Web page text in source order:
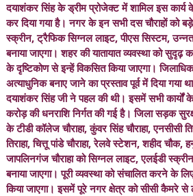
दयाशंकर सिंह के ड्रीम प्रोजेक्ट में शामिल इस कार्य
कर दिया गया है। नगर के इन सभी दस चौराहों को
स्क्रीन, ट्रैफिक सिग्नल लाइट, पीएस सिस्टम,
बनाया जाएगा। शहर की यातायात व्यवस्था को सुदृढ़
के दृष्टिकोण से इन्हें विकसित किया जाएगा।
अत्याधुनिक बनाए जाने का प्रस्ताव पूर्व में दिया गया
दयाशंकर सिंह जी ने पहल की थी। इसमें सभी कार्यों के
करोड़ की धनराशि निर्गत की गई है। जिला सड़क
के टीडी कॉलेज चौराहा, कुंवर सिंह चौराहा, एनसीसी
तिराहा, चित्तू पांडे चौराहा, रेलवे स्टेशन, शहीद चौक,
जापलिनगंज चौराहा को सिग्नल लाइट, एलईडी
बनाया जाएगा। पूरी व्यवस्था को संचालित करने के
किया जाएगा। इसमें पूरे नगर क्षेत्र को सीसी कैमरे से